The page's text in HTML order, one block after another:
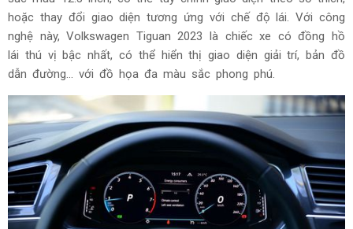
hoặc thay đổi giao diện tương ứng với chế độ lái. Với công
nghệ này, Volkswagen Tiguan 2023 là chiếc xe có đồng hồ
lái thú vị bậc nhất, có thể hiển thị giao diện giải trí, bản đồ
dẫn đường... với đồ họa đa màu sắc phong phú.